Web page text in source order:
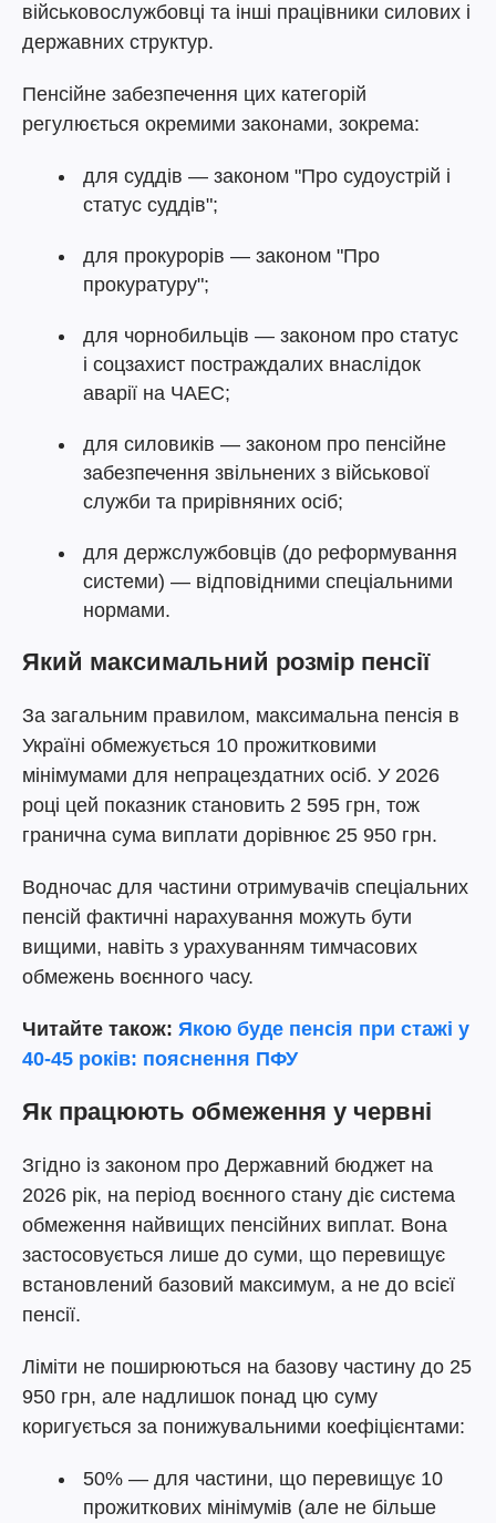
військовослужбовці та інші працівники силових і
державних структур.
Пенсійне забезпечення цих категорій
регулюється окремими законами, зокрема:
для суддів — законом "Про судоустрій і
статус суддів";
для прокурорів — законом "Про
прокуратуру";
для чорнобильців — законом про статус
і соцзахист постраждалих внаслідок
аварії на ЧАЕС;
для силовиків — законом про пенсійне
забезпечення звільнених з військової
служби та прирівняних осіб;
для держслужбовців (до реформування
системи) — відповідними спеціальними
нормами.
Який максимальний розмір пенсії
За загальним правилом, максимальна пенсія в
Україні обмежується 10 прожитковими
мінімумами для непрацездатних осіб. У 2026
році цей показник становить 2 595 грн, тож
гранична сума виплати дорівнює 25 950 грн.
Водночас для частини отримувачів спеціальних
пенсій фактичні нарахування можуть бути
вищими, навіть з урахуванням тимчасових
обмежень воєнного часу.
Читайте також: Якою буде пенсія при стажі у
40-45 років: пояснення ПФУ
Як працюють обмеження у червні
Згідно із законом про Державний бюджет на
2026 рік, на період воєнного стану діє система
обмеження найвищих пенсійних виплат. Вона
застосовується лише до суми, що перевищує
встановлений базовий максимум, а не до всієї
пенсії.
Ліміти не поширюються на базову частину до 25
950 грн, але надлишок понад цю суму
коригується за понижувальними коефіцієнтами:
50% — для частини, що перевищує 10
прожиткових мінімумів (але не більше